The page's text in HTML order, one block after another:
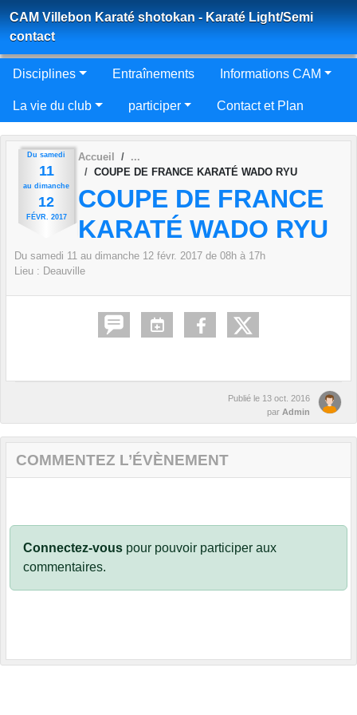
CAM Villebon Karaté shotokan - Karaté Light/Semi
contact
Disciplines Entraînements Informations CAM
La vie du club participer Contact et Plan
Du samedi
11
au dimanche
12
FÉVR. 2017
Accueil
COUPE DE FRANCE KARATÉ WADO RYU
COUPE DE FRANCE
KARATÉ WADO RYU
Du samedi 11 au dimanche 12 févr. 2017 de 08h à 17h
Lieu : Deauville
Publié le 13 oct. 2016
par Admin
COMMENTEZ L’ÉVÈNEMENT
Connectez-vous pour pouvoir participer aux
commentaires.
Panneau de gestion des cookies